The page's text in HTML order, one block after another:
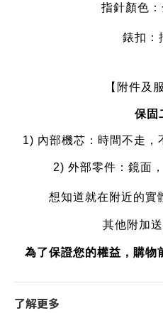
指針顏色：
錶扣：
【附件及
保固
1) 內部機芯：時間不走，
2) 外部零件：鏡面
想知道就在附近的實
其他附加送
為了保證您的權益，購物
了解更多